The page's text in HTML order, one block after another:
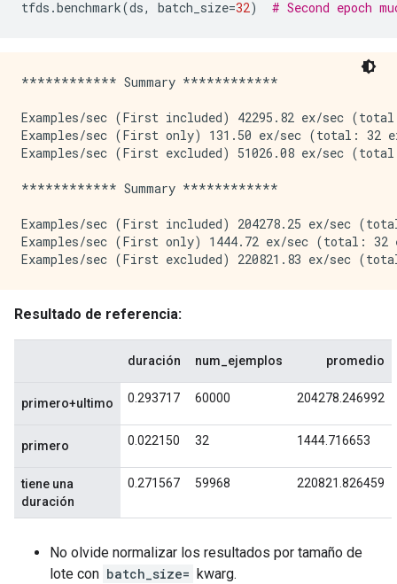
tfds .benchmark(ds, batch_size=32) # Second epoch
************ Summary ************
Examples/sec (First included) 42295.82 ex/sec
Examples/sec (First only) 131.50 ex/sec (total: 32
Examples/sec (First excluded) 51026.08 ex/sec
************ Summary ************
Examples/sec (First included) 204278.25 ex/sec
Examples/sec (First only) 1444.72 ex/sec (total: 32
No olvide normalizar los resultados por tamaño de
lote con batch_size= kwarg.